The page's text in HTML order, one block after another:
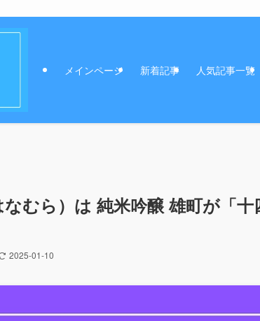
メインページ 新着記事 人気記事一覧
なむら）は 純米吟醸 雄町が「
2025-01-10